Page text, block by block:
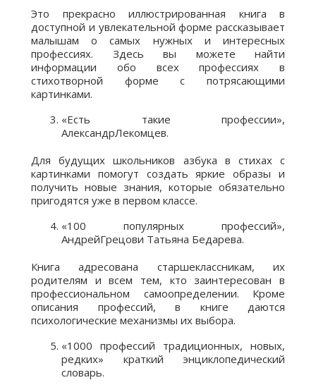
Это прекрасно иллюстрированная книга в
доступной и увлекательной форме рассказывает
малышам о самых нужных и интересных
профессиях. Здесь вы можете найти
информации обо всех профессиях в
стихотворной форме с потрясающими
картинками.
«Есть такие профессии»,
АлександрЛекомцев.
Для будущих школьников азбука в стихах с
картинками помогут создать яркие образы и
получить новые знания, которые обязательно
пригодятся уже в первом классе.
«100 популярных профессий»,
АндрейГрецови Татьяна Бедарева.
Книга адресована старшеклассникам, их
родителям и всем тем, кто заинтересован в
профессиональном самоопределении. Кроме
описания профессий, в книге даются
психологические механизмы их выбора.
«1000 профессий традиционных, новых,
редких» краткий энциклопедический
словарь.